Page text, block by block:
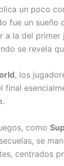
un poco
fue un sueño
a la del
se revela
, los
final
como
se
centrados